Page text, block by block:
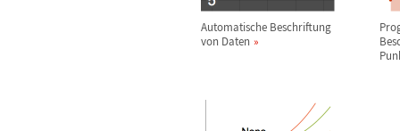
Automatische Beschriftung
von Daten